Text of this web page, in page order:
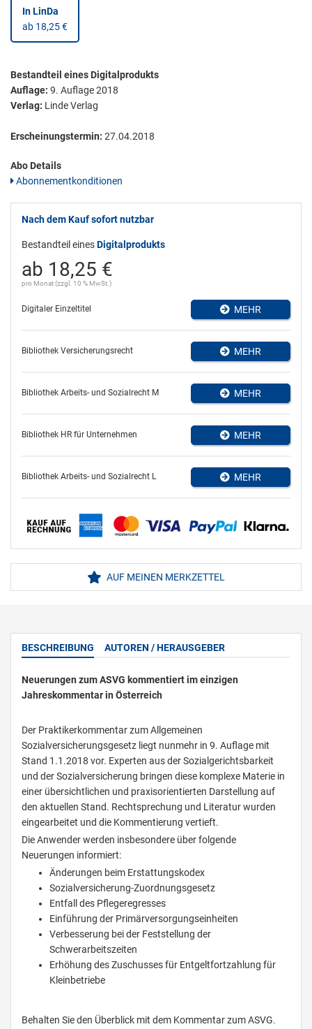
In LinDa
ab 18,25 €
Bestandteil eines Digitalprodukts
Auflage: 9. Auflage 2018
Verlag: Linde Verlag
Erscheinungstermin: 27.04.2018
Abo Details
Abonnementkonditionen
Nach dem Kauf sofort nutzbar
Bestandteil einesDigitalprodukts
ab 18,25 €
pro Monat (zzgl. 10 % MwSt.)
Digitaler Einzeltitel MEHR
Bibliothek Versicherungsrecht MEHR
Bibliothek Arbeits- und Sozialrecht M MEHR
Bibliothek HR für Unternehmen MEHR
Bibliothek Arbeits- und Sozialrecht L MEHR
AUF MEINEN MERKZETTEL
BESCHREIBUNG AUTOREN / HERAUSGEBER
Neuerungen zum ASVG kommentiert im einzigen
Jahreskommentar in Österreich
Der Praktikerkommentar zum Allgemeinen
Sozialversicherungsgesetz liegt nunmehr in 9. Auflage mit
Stand 1.1.2018 vor. Experten aus der Sozialgerichtsbarkeit
und der Sozialversicherung bringen diese komplexe Materie in
einer übersichtlichen und praxisorientierten Darstellung auf
den aktuellen Stand. Rechtsprechung und Literatur wurden
eingearbeitet und die Kommentierung vertieft.
Die Anwender werden insbesondere über folgende
Neuerungen informiert:
Änderungen beim Erstattungskodex
Sozialversicherung-Zuordnungsgesetz
Entfall des Pflegeregresses
Einführung der Primärversorgungseinheiten
Verbesserung bei der Feststellung der
Schwerarbeitszeiten
Erhöhung des Zuschusses für Entgeltfortzahlung für
Kleinbetriebe
Behalten Sie den Überblick mit dem Kommentar zum ASVG.